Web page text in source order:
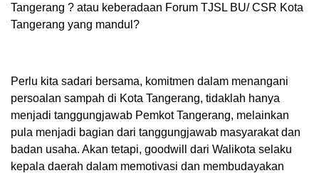
Tangerang ? atau keberadaan Forum TJSL BU/ CSR Kota
Tangerang yang mandul?
Perlu kita sadari bersama, komitmen dalam menangani
persoalan sampah di Kota Tangerang, tidaklah hanya
menjadi tanggungjawab Pemkot Tangerang, melainkan
pula menjadi bagian dari tanggungjawab masyarakat dan
badan usaha. Akan tetapi, goodwill dari Walikota selaku
kepala daerah dalam memotivasi dan membudayakan